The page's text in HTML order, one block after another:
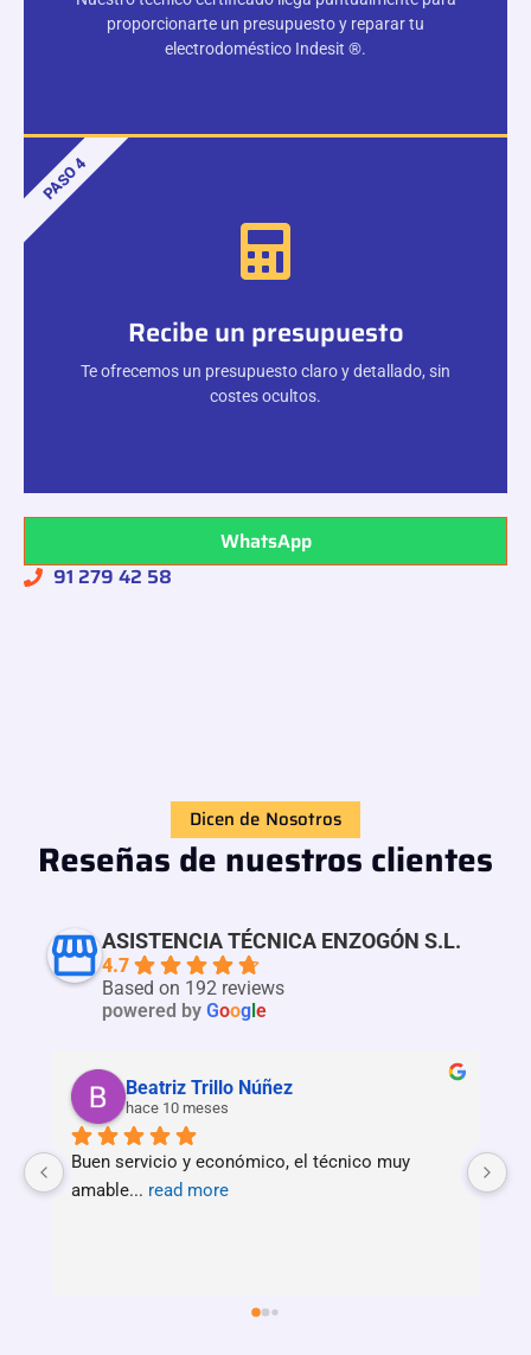
proporcionarte un presupuesto y reparar tu
electrodoméstico Indesit ®.
Recibe un presupuesto
Te ofrecemos un presupuesto claro y detallado, sin
costes ocultos.
PASO 4
WhatsApp
91 279 42 58
Dicen de Nosotros
Reseñas de nuestros clientes
ASISTENCIA TÉCNICA ENZOGÓN S.L.
4.7
Based on 192 reviews
powered by Google
Beatriz Trillo Núñez
hace 10 meses
Buen servicio y económico, el técnico muy
amable... read more